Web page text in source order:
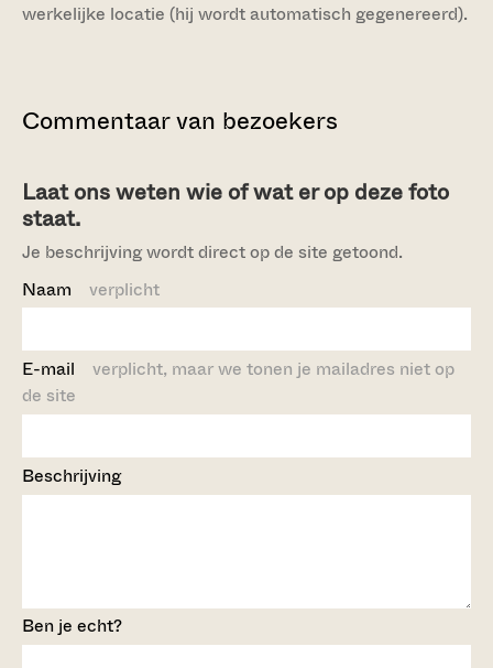
werkelijke locatie (hij wordt automatisch gegenereerd).
Commentaar van bezoekers
Laat ons weten wie of wat er op deze foto
staat.
Je beschrijving wordt direct op de site getoond.
Naam verplicht
E-mail verplicht, maar we tonen je mailadres niet op
de site
Beschrijving
Ben je echt?